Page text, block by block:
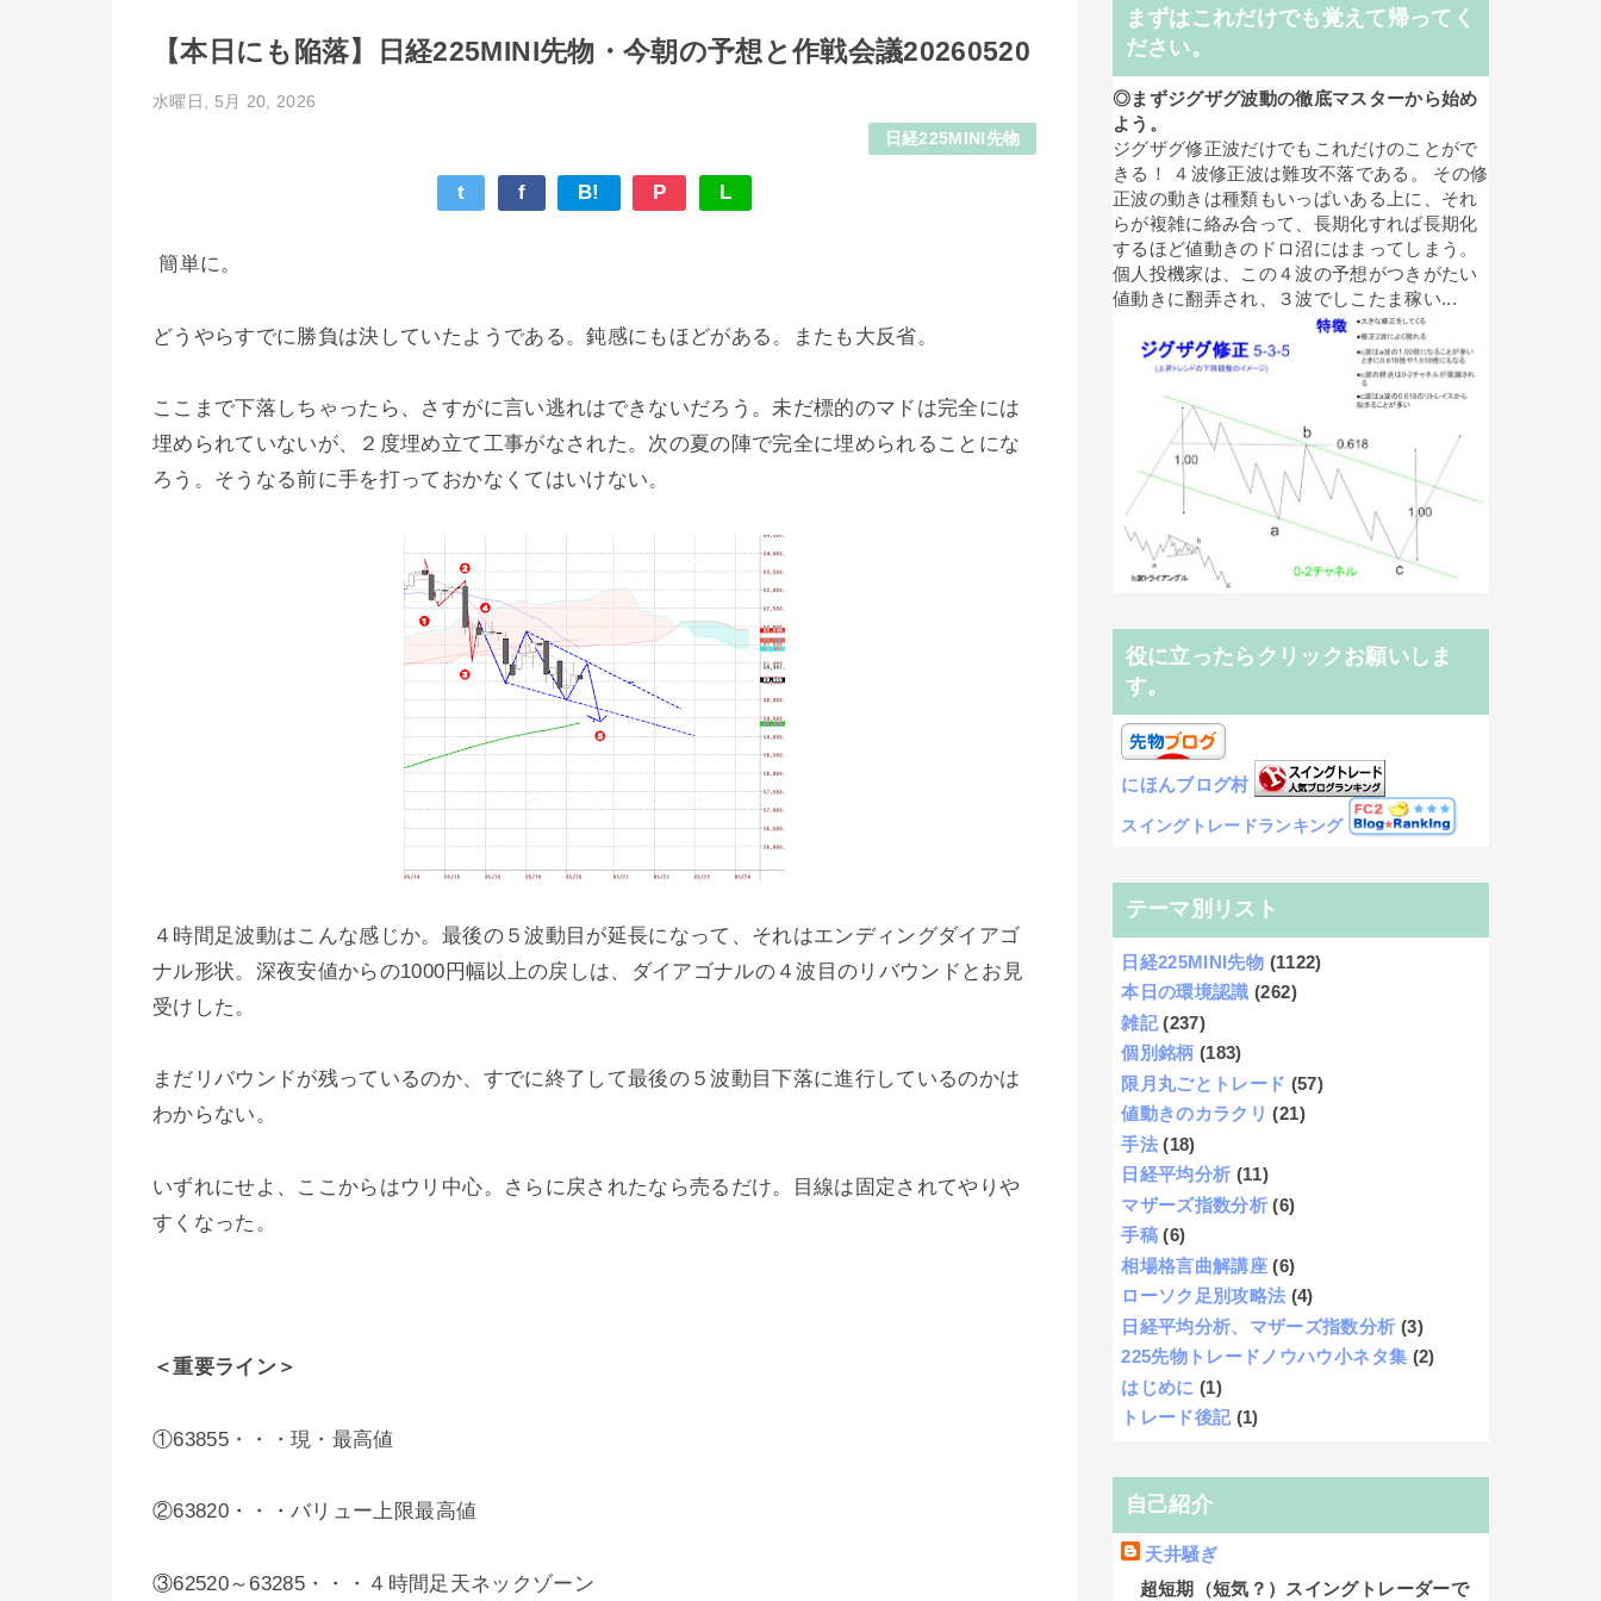
【本日にも陥落】日経225MINI先物・今朝の予想と作戦会議20260520
水曜日, 5月 20, 2026
日経225MINI先物
t f B! P L
簡単に。
どうやらすでに勝負は決していたようである。鈍感にもほどがある。またも大反省。
ここまで下落しちゃったら、さすがに言い逃れはできないだろう。未だ標的のマドは完全には
埋められていないが、２度埋め立て工事がなされた。次の夏の陣で完全に埋められることにな
ろう。そうなる前に手を打っておかなくてはいけない。
４時間足波動はこんな感じか。最後の５波動目が延長になって、それはエンディングダイアゴ
ナル形状。深夜安値からの1000円幅以上の戻しは、ダイアゴナルの４波目のリバウンドとお見
受けした。
まだリバウンドが残っているのか、すでに終了して最後の５波動目下落に進行しているのかは
わからない。
いずれにせよ、ここからはウリ中心。さらに戻されたなら売るだけ。目線は固定されてやりや
すくなった。
＜重要ライン＞
①63855・・・現・最高値
②63820・・・バリュー上限最高値
③62520～63285・・・４時間足天ネックゾーン
まずはこれだけでも覚えて帰ってく
ださい。
◎まずジグザグ波動の徹底マスターから始め
よう。
ジグザグ修正波だけでもこれだけのことがで
きる！ ４波修正波は難攻不落である。 その修
正波の動きは種類もいっぱいある上に、それ
らが複雑に絡み合って、長期化すれば長期化
するほど値動きのドロ沼にはまってしまう。
個人投機家は、この４波の予想がつきがたい
値動きに翻弄され、３波でしこたま稼い...
役に立ったらクリックお願いしま
す。
にほんブログ村
スイングトレードランキング
テーマ別リスト
日経225MINI先物 (1122)
本日の環境認識 (262)
雑記 (237)
個別銘柄 (183)
限月丸ごとトレード (57)
値動きのカラクリ (21)
手法 (18)
日経平均分析 (11)
マザーズ指数分析 (6)
手稿 (6)
相場格言曲解講座 (6)
ローソク足別攻略法 (4)
日経平均分析、マザーズ指数分析 (3)
225先物トレードノウハウ小ネタ集 (2)
はじめに (1)
トレード後記 (1)
自己紹介
天井騒ぎ
超短期（短気？）スイングトレーダーで